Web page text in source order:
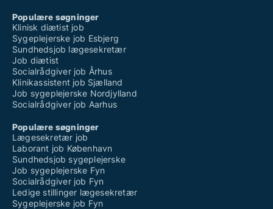
Populære søgninger
Klinisk diætist job
Sygeplejerske job Esbjerg
Sundhedsjob lægesekretær
Job diætist
Socialrådgiver job Århus
Klinikassistent job Sjælland
Job sygeplejerske Nordjylland
Socialrådgiver job Aarhus
Populære søgninger
Lægesekretær job
Laborant job København
Sundhedsjob sygeplejerske
Job sygeplejerske Fyn
Socialrådgiver job Fyn
Ledige stillinger lægesekretær
Sygeplejerske job Fyn